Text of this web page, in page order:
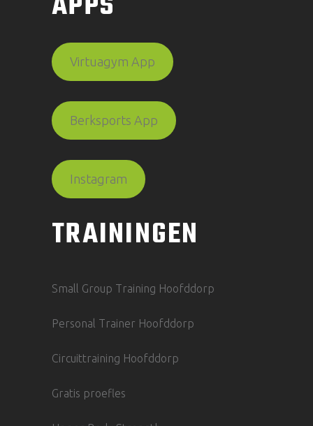
Virtuagym App
Berksports App
Instagram
TRAININGEN
Small Group Training Hoofddorp
Personal Trainer Hoofddorp
Circuittraining Hoofddorp
Gratis proefles